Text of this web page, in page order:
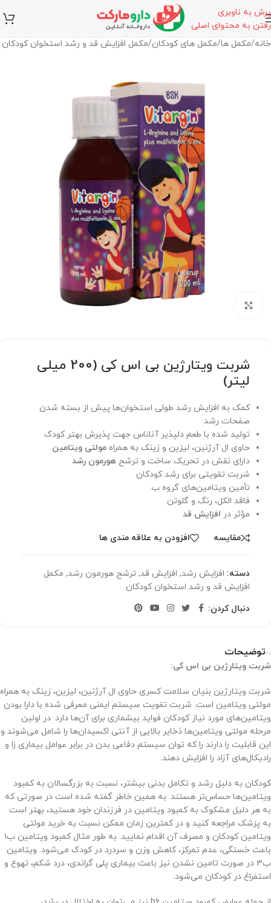
پرش به ناوبری
رفتن به محتوای اصلی
خانه/مکمل ها/مکمل های کودکان/مکمل افزایش قد و رشد استخوان کودکان
شربت ویتارژین بی اس کی (200 میلی
لیتر)
کمک به افزایش رشد طولی استخوان‌ها پیش از بسته شدن
صفحات رشد
تولید شده با طعم دلپذیر آناناس جهت پذیرش بهتر کودک
حاوی ال آرژنین، لیزین و زینک به همراه مولتی ویتامین
دارای نقش در تحریک ساخت و ترشح هورمون رشد
شربت تقویتی برای رشد کودکان
تأمین ویتامین‌های گروه ب
فاقد الکل، رنگ و گلوتن
مؤثر در افزایش قد
مقایسه افزودن به علاقه مندی ها
دسته: افزایش رشد, افزایش قد, ترشح هورمون رشد, مکمل
افزایش قد و رشد استخوان کودکان
دنبال کردن:
توضیحات
شربت ویتارژین بی اس کی:
شربت ویتارژین بنیان سلامت کسری حاوی ال آرژنین، لیزین، زینک به همراه
مولتی ویتامین است. شربت تقویت سیستم ایمنی معرفی شده با دارا بودن
ویتامین‌های مورد نیاز کودکان فواید بیشماری برای آن‌ها دارد. در اولین
مرحله مولتی ویتامین‌ها ذخایر بالایی از آنتی اکسیدان‌ها را شامل می‌شوند و
این قابلیت را دارند را که توان سیستم دفاعی بدن در برابر عوامل بیماری زا و
رادیکال‌های آزاد را افزایش دهند.
کودکان به دلیل رشد و تکامل بدنی بیشتر، نسبت به بزرگسالان به کمبود
ویتامین‌ها حساس‌تر هستند. به همین خاطر گفته شده است در صورتی که
به هر دلیل مشکوک به کمبود ویتامین در فرزندان خود هستید، بهتر است
به پزشک مراجعه کنید و در کمترین زمان ممکن نسبت به خرید مولتی
ویتامین کودکان و مصرف آن اقدام نمایید. به طور مثال کمبود ویتامین ب۱
باعث خستگی، عدم تمرکز، کاهش وزن و سردرد در کودک می‌شود. ویتامین
ب۳ در صورت تامین نشدن نیز باعث بیماری پلی گراندی، درد شکم، تهوع و
استفراغ در کودکان می‌شود.